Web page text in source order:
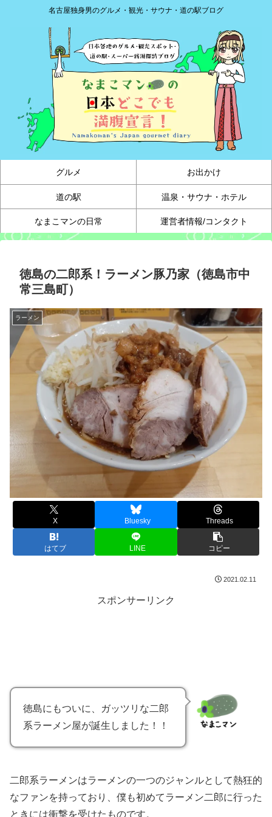
名古屋独身男のグルメ・観光・サウナ・道の駅ブログ
グルメ お出かけ
道の駅 温泉・サウナ・ホテル
なまこマンの日常 運営者情報/コンタクト
徳島の二郎系！ラーメン豚乃家（徳島市中
常三島町）
ラーメン
X Bluesky Threads
はてブ LINE コピー
2021.02.11
スポンサーリンク
徳島にもついに、ガッツリな二郎
系ラーメン屋が誕生しました！！
二郎系ラーメンはラーメンの一つのジャンルとして熱狂的
なファンを持っており、僕も初めてラーメン二郎に行った
ときには衝撃を受けたものです。